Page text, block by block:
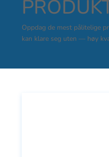
Oppdag de mest pålitelige
kan klare seg uten — høy